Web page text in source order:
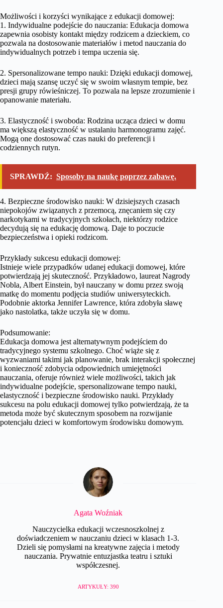
Możliwości i korzyści wynikające z edukacji domowej:
1. Indywidualne podejście do nauczania: Edukacja domowa
zapewnia osobisty kontakt między rodzicem a dzieckiem, co
pozwala na dostosowanie materiałów i metod nauczania do
indywidualnych potrzeb i tempa uczenia się.
2. Spersonalizowane tempo nauki: Dzięki edukacji domowej,
dzieci mają szansę uczyć się w swoim własnym tempie, bez
presji grupy rówieśniczej. To pozwala na lepsze zrozumienie i
opanowanie materiału.
3. Elastyczność i swoboda: Rodzina ucząca dzieci w domu
ma większą elastyczność w ustalaniu harmonogramu zajęć.
Mogą one dostosować czas nauki do preferencji i
codziennych rutyn.
SPRAWDŹ: Sposoby na naukę poprzez zabawę.
4. Bezpieczne środowisko nauki: W dzisiejszych czasach
niepokojów związanych z przemocą, znęcaniem się czy
narkotykami w tradycyjnych szkołach, niektórzy rodzice
decydują się na edukację domową. Daje to poczucie
bezpieczeństwa i opieki rodzicom.
Przykłady sukcesu edukacji domowej:
Istnieje wiele przypadków udanej edukacji domowej, które
potwierdzają jej skuteczność. Przykładowo, laureat Nagrody
Nobla, Albert Einstein, był nauczany w domu przez swoją
matkę do momentu podjęcia studiów uniwersyteckich.
Podobnie aktorka Jennifer Lawrence, która zdobyła sławę
jako nastolatka, także uczyła się w domu.
Podsumowanie:
Edukacja domowa jest alternatywnym podejściem do
tradycyjnego systemu szkolnego. Choć wiąże się z
wyzwaniami takimi jak planowanie, brak interakcji społecznej
i konieczność zdobycia odpowiednich umiejętności
nauczania, oferuje również wiele możliwości, takich jak
indywidualne podejście, spersonalizowane tempo nauki,
elastyczność i bezpieczne środowisko nauki. Przykłady
sukcesu na polu edukacji domowej tylko potwierdzają, że ta
metoda może być skutecznym sposobem na rozwijanie
potencjału dzieci w komfortowym środowisku domowym.
Agata Woźniak
Nauczycielka edukacji wczesnoszkolnej z
doświadczeniem w nauczaniu dzieci w klasach 1-3.
Dzieli się pomysłami na kreatywne zajęcia i metody
nauczania. Prywatnie entuzjastka teatru i sztuki
współczesnej.
ARTYKUŁY: 390